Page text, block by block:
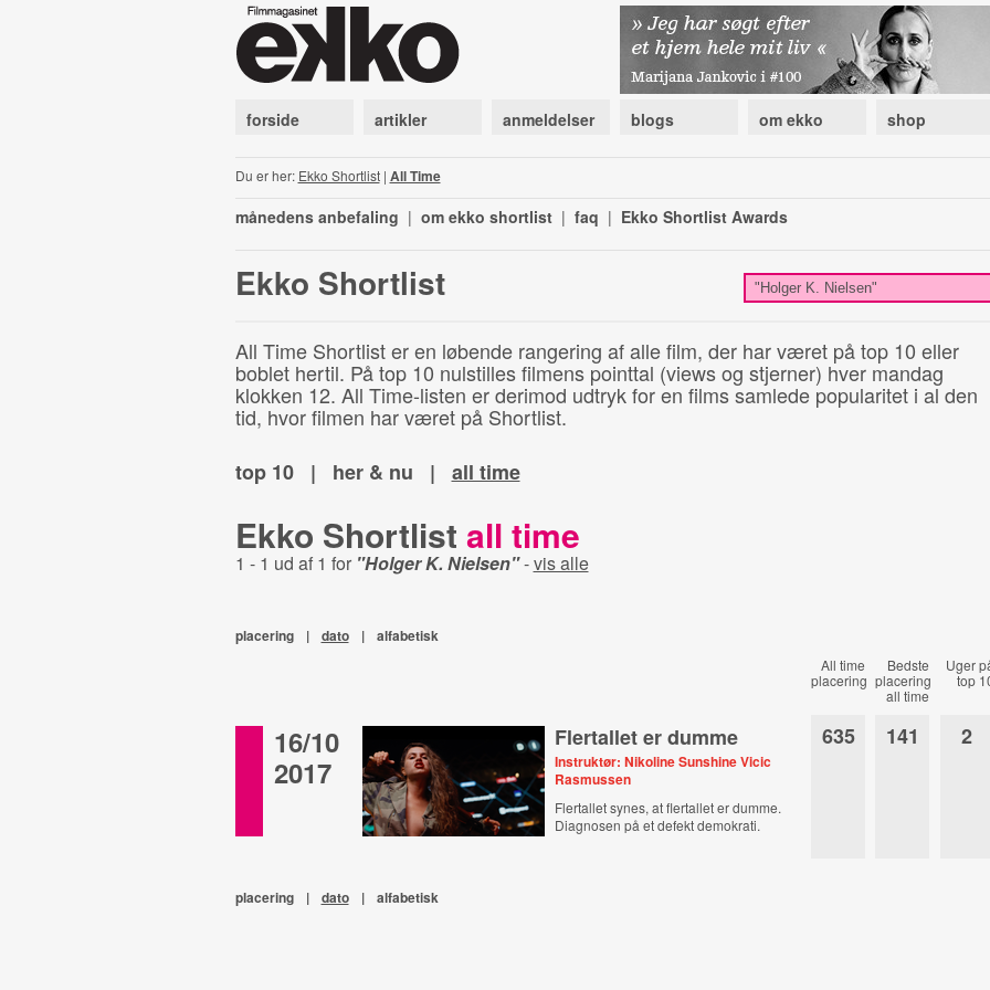
forside artikler anmeldelser blogs om ekko shop
Du er her: Ekko Shortlist| All Time
månedens anbefaling | om ekko shortlist | faq | Ekko Shortlist Awards
Ekko Shortlist
All Time Shortlist er en løbende rangering af alle film, der har været på top 10 eller
boblet hertil. På top 10 nulstilles filmens pointtal (views og stjerner) hver mandag
klokken 12. All Time-listen er derimod udtryk for en films samlede popularitet i al den
tid, hvor filmen har været på Shortlist.
top 10
| her & nu | all time
Ekko Shortlist all time
1 - 1 ud af 1 for "Holger K. Nielsen"-vis alle
placering | dato | alfabetisk
All time
placering
Bedste
placering
all time
Uger
top
16/10
2017
Flertallet er dumme
Instruktør: Nikoline Sunshine Vicic
Rasmussen
Flertallet synes, at flertallet er dumme.
Diagnosen på et defekt demokrati.
635 141 2
placering | dato | alfabetisk